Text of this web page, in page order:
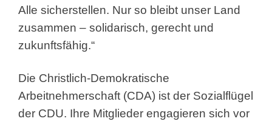
Alle sicherstellen. Nur so bleibt unser Land
zusammen – solidarisch, gerecht und
zukunftsfähig.“
Die Christlich-Demokratische
Arbeitnehmerschaft (CDA) ist der Sozialflügel
der CDU. Ihre Mitglieder engagieren sich vor